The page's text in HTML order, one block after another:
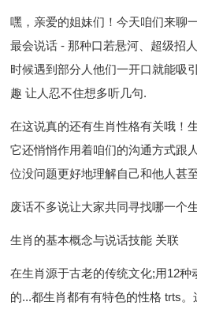
嘿，亲爱的姐妹们！今天咱们来聊
最会说话 - 那种口若悬河、超级招
时候遇到部分人他们一开口就能吸
趣 让人忍不住想多听几句.
在这说真的还有生肖性格有关哦！
它还悄悄作用着咱们的沟通方式跟
位没问题更好地理解自己和他人甚
废话不多说让大家共同寻找哪一个
生肖的基本概念与说话技能 关联
在生肖源于古老的传统文化;用12种
的...都生肖都有有特色的性格 trts